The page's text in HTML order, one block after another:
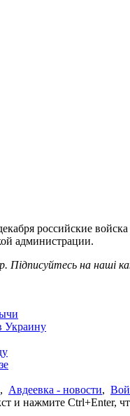
российские
администрации.
Підписуйтесь на наші
Украину
, Авдеевка - новости,
и нажмите Ctrl+Enter,